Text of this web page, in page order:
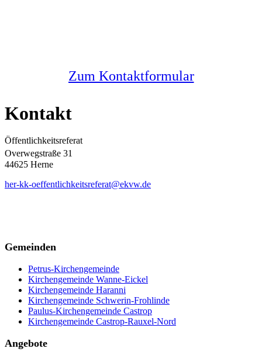
Zum Kontaktformular
Kontakt
Öffentlichkeitsreferat
Overwegstraße 31
44625 Herne
her-kk-oeffentlichkeitsreferat@ekvw.de
Gemeinden
Petrus-Kirchengemeinde
Kirchengemeinde Wanne-Eickel
Kirchengemeinde Haranni
Kirchengemeinde Schwerin-Frohlinde
Paulus-Kirchengemeinde Castrop
Kirchengemeinde Castrop-Rauxel-Nord
Angebote